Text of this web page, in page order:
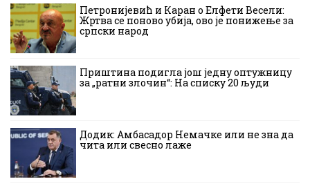
Петронијевић и Каран о Елфети Весели:
Жртва се поново убија, ово је понижење за
српски народ
Приштина подигла још једну оптужницу
за „ратни злочин“: На списку 20 људи
Додик: Амбасадор Немачке или не зна да
чита или свесно лаже